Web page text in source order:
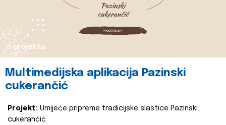
o projektu
Multimedijska aplikacija Pazinski
cukerančić
Projekt: Umijeće pripreme tradicijske slastice Pazinski
cukerančić